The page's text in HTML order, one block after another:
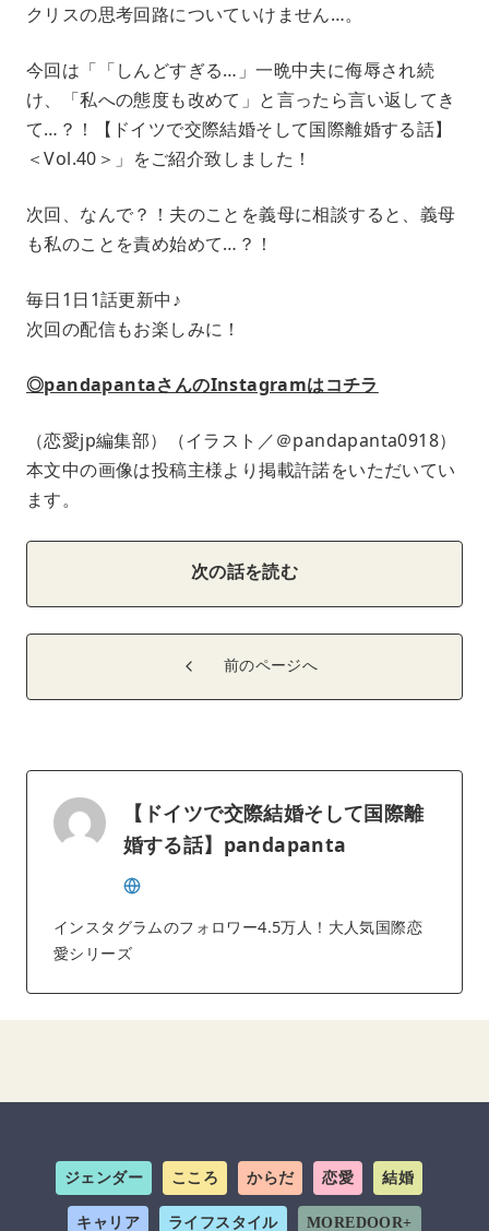
クリスの思考回路についていけません…。
今回は「「しんどすぎる…」一晩中夫に侮辱され続
け、「私への態度も改めて」と言ったら言い返してき
て…？！【ドイツで交際結婚そして国際離婚する話】
＜Vol.40＞」をご紹介致しました！
次回、なんで？！夫のことを義母に相談すると、義母
も私のことを責め始めて…？！
毎日1日1話更新中♪
次回の配信もお楽しみに！
◎pandapantaさんのInstagramはコチラ
（恋愛jp編集部）（イラスト／＠pandapanta0918）
本文中の画像は投稿主様より掲載許諾をいただいてい
ます。
次の話を読む
前のページへ
【ドイツで交際結婚そして国際離
婚する話】pandapanta
インスタグラムのフォロワー4.5万人！大人気国際恋
愛シリーズ
ジェンダー こころ からだ 恋愛 結婚
キャリア ライフスタイル MOREDOOR+